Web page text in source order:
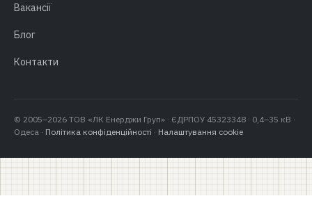
Вакансії
Блог
Контакти
© 2005–2026 ТОВ «ЛК Енерджи Груп» · ЄДРПОУ 45323348 · 0,4–35 кВ ·
Одеса · Політика конфіденційності · Налаштування cookie